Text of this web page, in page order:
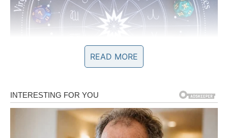
Ljubav vam donosi odgovore koje
dugo čekate
READ MORE